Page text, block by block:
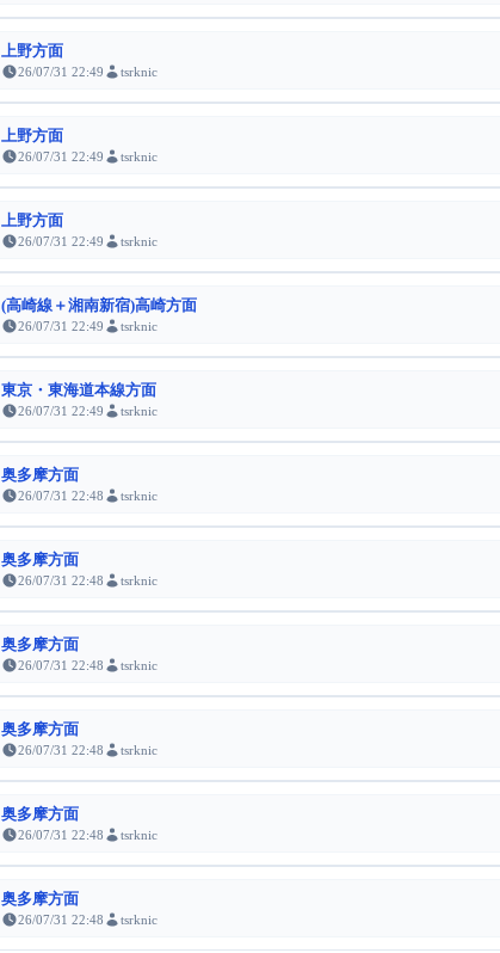
上野方面
26/07/31 22:49 tsrknic
上野方面
26/07/31 22:49 tsrknic
上野方面
26/07/31 22:49 tsrknic
(高崎線＋湘南新宿)高崎方面
26/07/31 22:49 tsrknic
東京・東海道本線方面
26/07/31 22:49 tsrknic
奥多摩方面
26/07/31 22:48 tsrknic
奥多摩方面
26/07/31 22:48 tsrknic
奥多摩方面
26/07/31 22:48 tsrknic
奥多摩方面
26/07/31 22:48 tsrknic
奥多摩方面
26/07/31 22:48 tsrknic
奥多摩方面
26/07/31 22:48 tsrknic